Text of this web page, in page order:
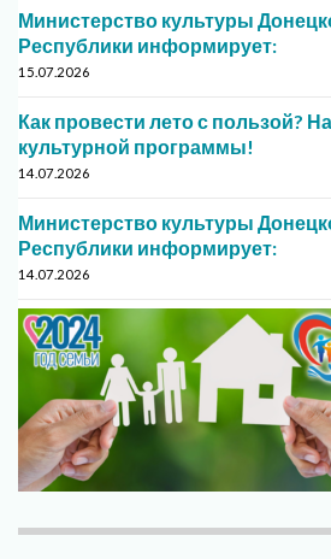
Министерство культуры
Республики информирует:
15.07.2026
Как провести лето с пользой?
культурной программы!
14.07.2026
Министерство культуры
Республики информирует:
14.07.2026